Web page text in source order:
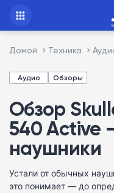
Домой Техника
Аудио Обзоры
Обзор
540 Active
наушники
Устали от обычных
это понимает — до